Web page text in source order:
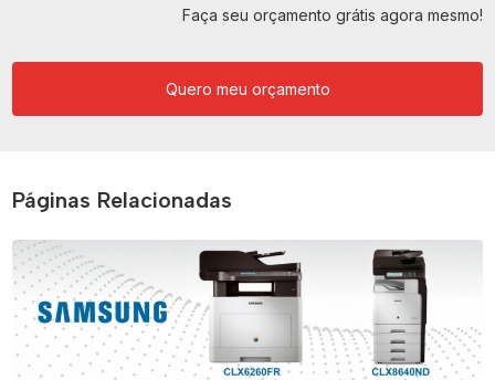
Faça seu orçamento grátis agora mesmo!
Quero meu orçamento
Páginas Relacionadas